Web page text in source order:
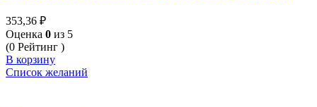
гр
353,36 ₽
Оценка 0 из 5
(0 Рейтинг )
В корзину
Список желаний